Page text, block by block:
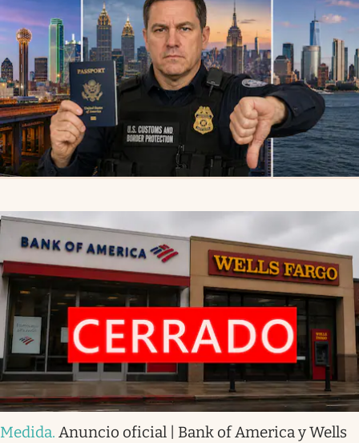
Medida. Anuncio oficial | Bank of America y Wells